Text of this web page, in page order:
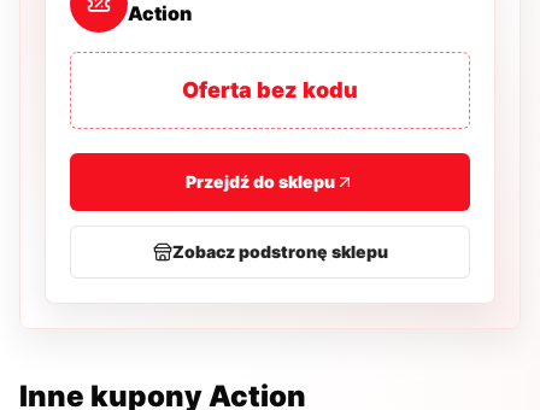
Action
Oferta bez kodu
Przejdź do sklepu
Zobacz podstronę sklepu
Inne kuponyAction